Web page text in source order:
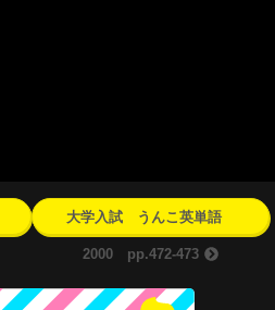
大学入試 うんこ英単語
2000 pp.472-473